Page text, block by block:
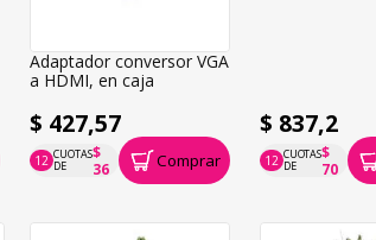
Adaptador conversor VGA
a HDMI, en caja
$ 427,57
12 CUOTAS
DE
$
36
P.T.F. $ 428 Comprar
$ 837,2
12 CUOTAS
DE
$
70
P.T.F. $ 837